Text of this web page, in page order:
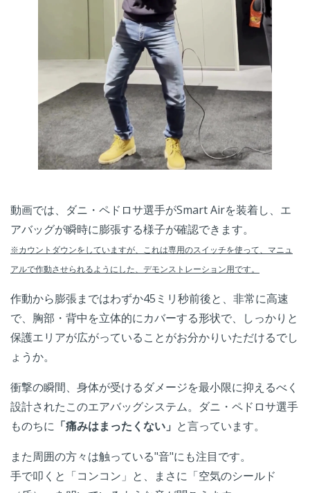
動画では、ダニ・ペドロサ選手がSmart Airを装着し、エ
アバッグが瞬時に膨張する様子が確認できます。
※カウントダウンをしていますが、これは専用のスイッチを使って、マニュ
アルで作動させられるようにした、デモンストレーション用です。
作動から膨張まではわずか45ミリ秒前後と、非常に高速
で、胸部・背中を立体的にカバーする形状で、しっかりと
保護エリアが広がっていることがお分かりいただけるでし
ょうか。
衝撃の瞬間、身体が受けるダメージを最小限に抑えるべく
設計されたこのエアバッグシステム。ダニ・ペドロサ選手
ものちに 「痛みはまったくない」 と言っています。
また周囲の方々は触っている"音"にも注目です。
手で叩くと「コンコン」と、まさに「空気のシールド